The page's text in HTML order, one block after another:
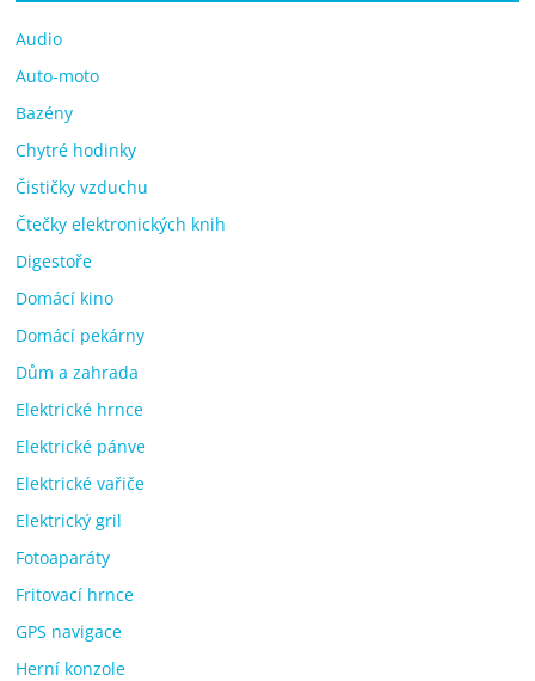
Audio
Auto-moto
Bazény
Chytré hodinky
Čističky vzduchu
Čtečky elektronických knih
Digestoře
Domácí kino
Domácí pekárny
Dům a zahrada
Elektrické hrnce
Elektrické pánve
Elektrické vařiče
Elektrický gril
Fotoaparáty
Fritovací hrnce
GPS navigace
Herní konzole